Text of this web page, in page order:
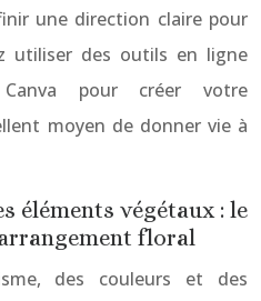
une direction claire pour
utiliser des outils en ligne
pour créer votre
moyen de donner vie à
éléments végétaux : le
floral
des couleurs et des